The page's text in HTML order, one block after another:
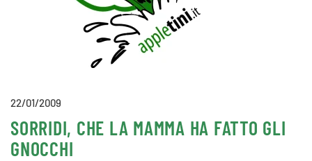
22/01/2009
SORRIDI, CHE LA MAMMA HA FATTO GLI
GNOCCHI